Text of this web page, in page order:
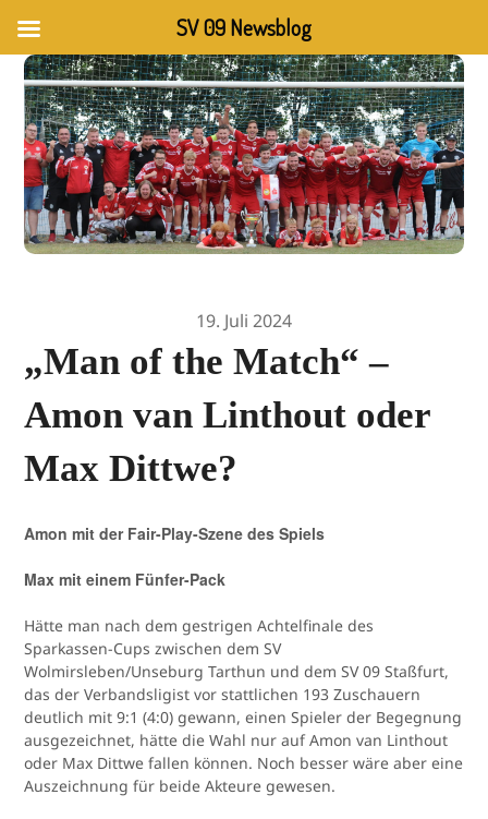
19. Juli 2024
„Man of the Match“ –
Amon van Linthout oder
Max Dittwe?
Amon mit der Fair-Play-Szene des Spiels
Max mit einem Fünfer-Pack
Hätte man nach dem gestrigen Achtelfinale des
Sparkassen-Cups zwischen dem SV
Wolmirsleben/Unseburg Tarthun und dem SV 09 Staßfurt,
das der Verbandsligist vor stattlichen 193 Zuschauern
deutlich mit 9:1 (4:0) gewann, einen Spieler der Begegnung
ausgezeichnet, hätte die Wahl nur auf Amon van Linthout
oder Max Dittwe fallen können. Noch besser wäre aber eine
Auszeichnung für beide Akteure gewesen.
SV 09 Newsblog